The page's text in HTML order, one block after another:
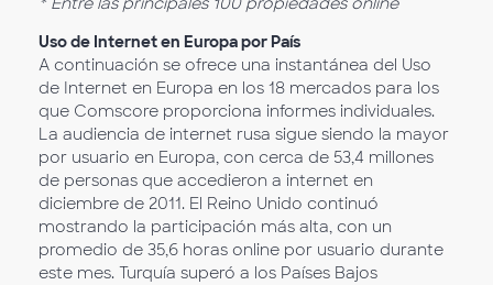
Uso de Internet en Europa por País
A continuación se ofrece una instantánea del Uso
de Internet en Europa en los 18 mercados para los
que Comscore proporciona informes individuales.
La audiencia de internet rusa sigue siendo la mayor
por usuario en Europa, con cerca de 53,4 millones
de personas que accedieron a internet en
diciembre de 2011. El Reino Unido continuó
mostrando la participación más alta, con un
promedio de 35,6 horas online por usuario durante
este mes. Turquía superó a los Países Bajos